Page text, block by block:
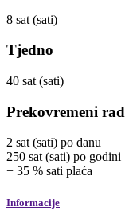
8 sat (sati)
Tjedno
40 sat (sati)
Prekovremeni rad
2 sat (sati) po danu
250 sat (sati) po godini
+ 35 % sati plaća
Informacije